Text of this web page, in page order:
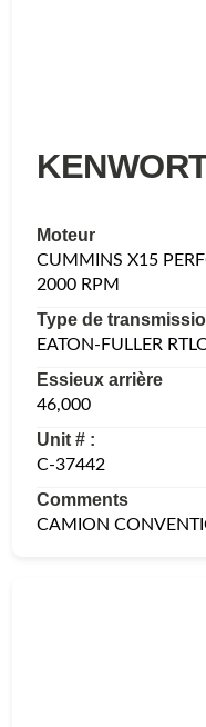
Moteur
CUMMINS X15
2000 RPM
Type de
EATON-FULLER
Essieux arrière
46,000
Unit # :
C-37442
Comments
CAMION